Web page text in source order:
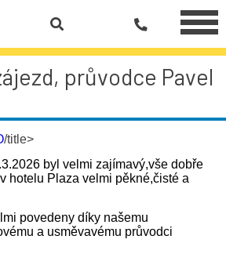
průvodce Pavel
/title>
byl velmi zajímavý,vše dobře
hotelu Plaza velmi pěkné,čisté a
povedeny díky našemu
a usměvavému průvodci